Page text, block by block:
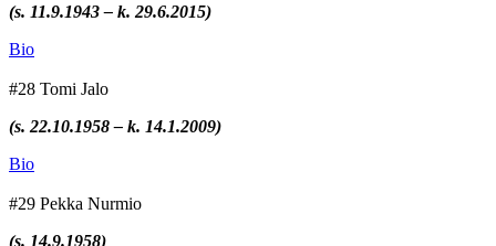
(s. 11.9.1943 – k. 29.6.2015)
Bio
#28 Tomi Jalo
(s. 22.10.1958 – k. 14.1.2009)
Bio
#29 Pekka Nurmio
(s. 14.9.1958)